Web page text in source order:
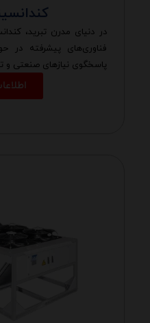
در دنیای مدرن تبرید،
فناوری‌های پیشرفته در
پاسخگوی نیازهای صنعتی و